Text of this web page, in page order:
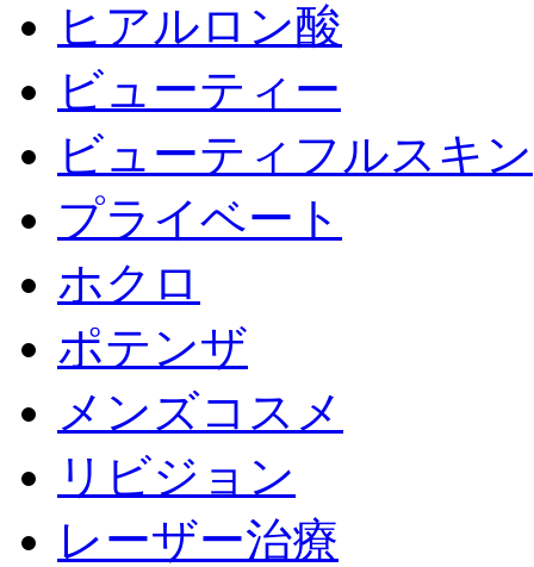
ヒアルロン酸
ビューティー
ビューティフルスキン
プライベート
ホクロ
ポテンザ
メンズコスメ
リビジョン
レーザー治療